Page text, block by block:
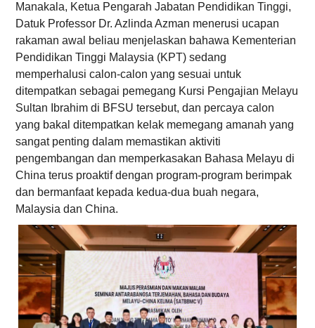
Manakala, Ketua Pengarah Jabatan Pendidikan Tinggi,
Datuk Professor Dr. Azlinda Azman menerusi ucapan
rakaman awal beliau menjelaskan bahawa Kementerian
Pendidikan Tinggi Malaysia (KPT) sedang
memperhalusi calon-calon yang sesuai untuk
ditempatkan sebagai pemegang Kursi Pengajian Melayu
Sultan Ibrahim di BFSU tersebut, dan percaya calon
yang bakal ditempatkan kelak memegang amanah yang
sangat penting dalam memastikan aktiviti
pengembangan dan memperkasakan Bahasa Melayu di
China terus proaktif dengan program-program berimpak
dan bermanfaat kepada kedua-dua buah negara,
Malaysia dan China.